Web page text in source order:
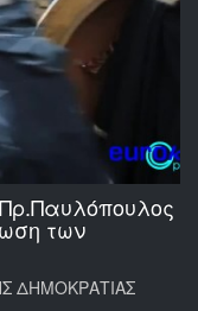
των
ΔΗΜΟΚΡΑΤΙΑΣ